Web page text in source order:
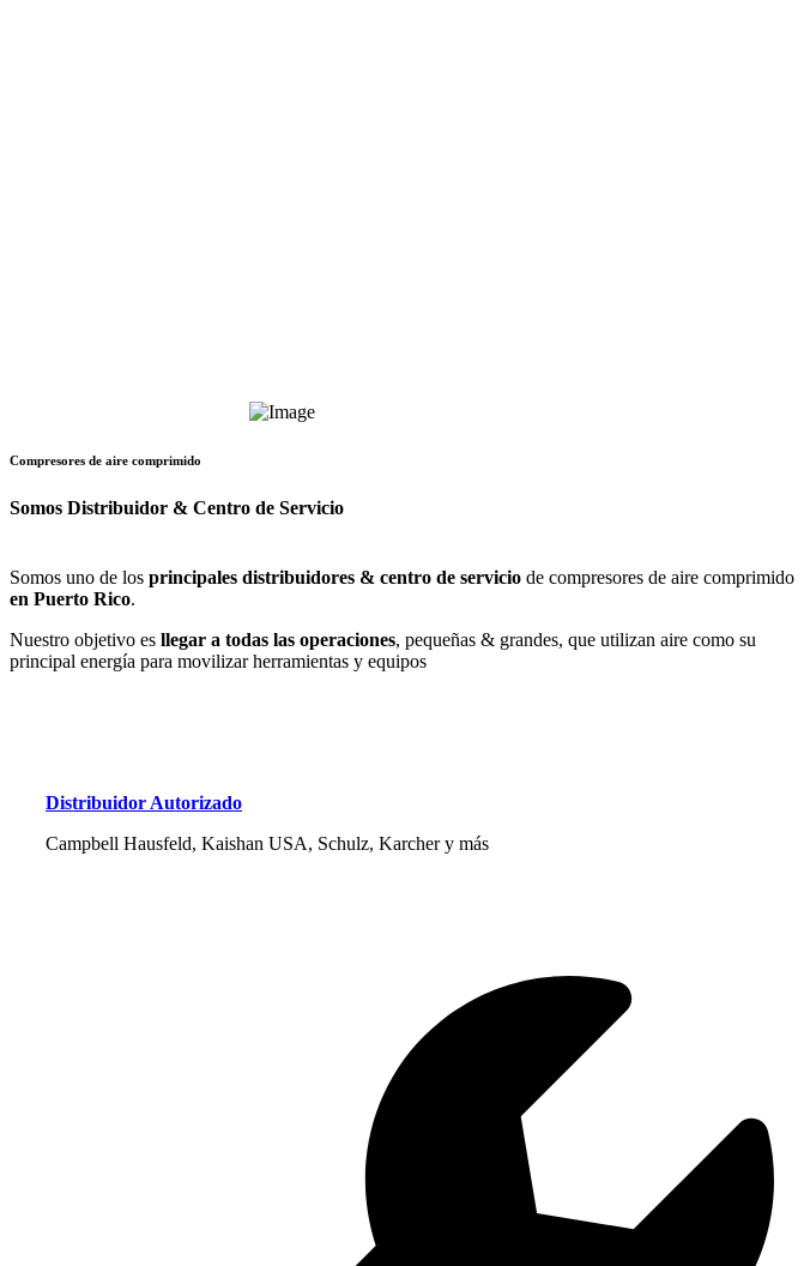
Compresores de aire comprimido
Somos Distribuidor & Centro de Servicio
Somos uno de los principales distribuidores & centro de servicio de compresores de aire comprimido
en Puerto Rico.
Nuestro objetivo es llegar a todas las operaciones, pequeñas & grandes, que utilizan aire como su
principal energía para movilizar herramientas y equipos
Distribuidor Autorizado
Campbell Hausfeld, Kaishan USA, Schulz, Karcher y más